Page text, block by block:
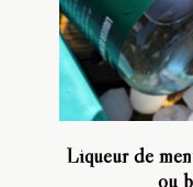
Liqueur de
ou